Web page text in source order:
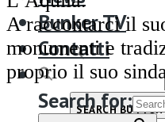
Contatti
Search for:
SEARCH BUTTON
Bunker TV
Contatti
Search for:
A raccontarci il
monumenti e
proprio il suo